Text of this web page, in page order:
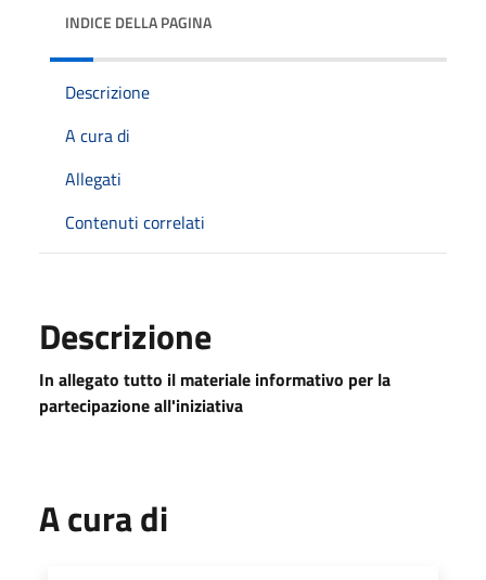
INDICE DELLA PAGINA
Descrizione
A cura di
Allegati
Contenuti correlati
Descrizione
In allegato tutto il materiale informativo per la
partecipazione all'iniziativa
A cura di